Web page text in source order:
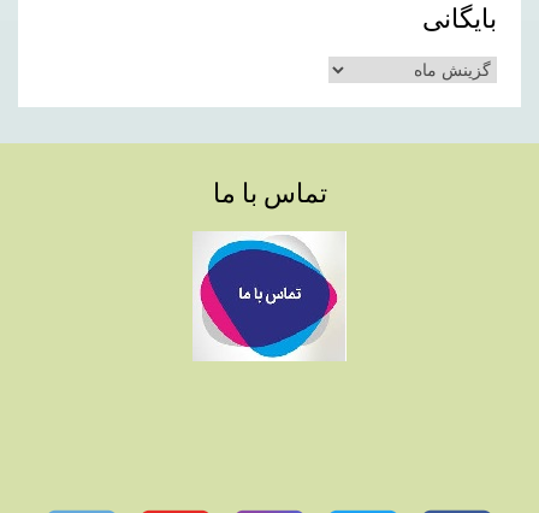
بایگانی
بایگانی
تماس با ما